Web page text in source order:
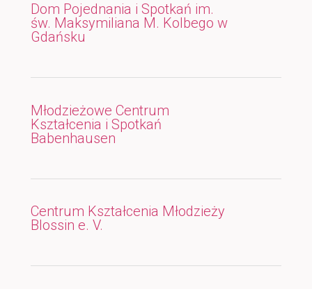
Dom Pojednania i Spotkań im.
św. Maksymiliana M. Kolbego w
Gdańsku
Młodzieżowe Centrum
Kształcenia i Spotkań
Babenhausen
Centrum Kształcenia Młodzieży
Blossin e. V.